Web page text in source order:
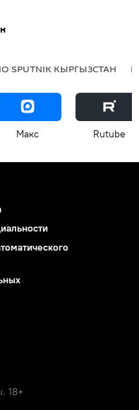
SPUTNIK КЫРГЫЗСТАН
Макс Rutube
18+